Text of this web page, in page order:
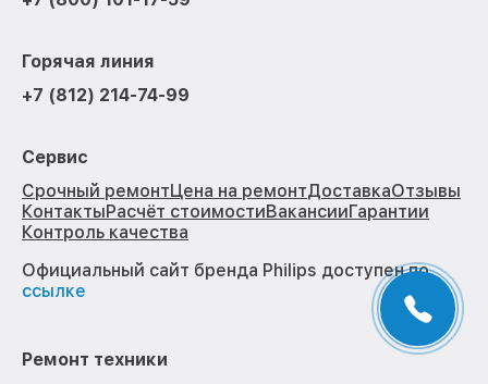
Горячая линия
+7 (812) 214-74-99
Сервис
Срочный ремонтЦена на ремонтДоставкаОтзывы
КонтактыРасчёт стоимостиВакансииГарантии
Контроль качества
Официальный сайт бренда Philips доступен по
ссылке
Ремонт техники